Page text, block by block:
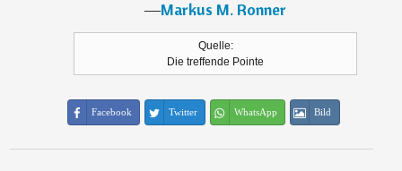
―Markus M. Ronner
Quelle:
Die treffende Pointe
Facebook Twitter WhatsApp Bild